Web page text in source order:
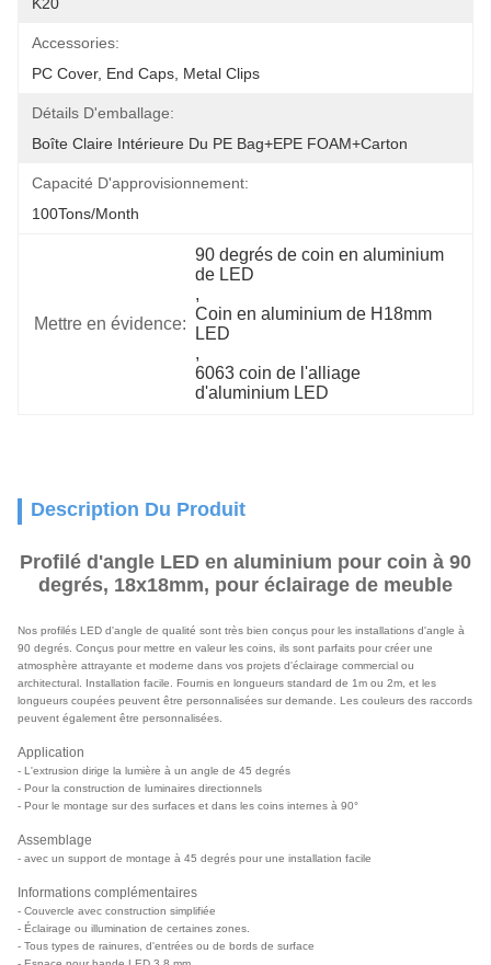
Accessories:
PC Cover, End Caps, Metal Clips
Détails D'emballage:
Boîte Claire Intérieure Du PE Bag+EPE FOAM+Carton
Capacité D'approvisionnement:
100Tons/Month
Mettre en évidence:
90 degrés de coin en aluminium
de LED
,
Coin en aluminium de H18mm
LED
,
6063 coin de l'alliage
d'aluminium LED
Description Du Produit
Profilé d'angle LED en aluminium pour coin à 90
degrés, 18x18mm, pour éclairage de meuble
Nos profilés LED d'angle de qualité sont très bien conçus pour les installations d'angle à
90 degrés. Conçus pour mettre en valeur les coins, ils sont parfaits pour créer une
atmosphère attrayante et moderne dans vos projets d'éclairage commercial ou
architectural. Installation facile. Fournis en longueurs standard de 1m ou 2m, et les
longueurs coupées peuvent être personnalisées sur demande. Les couleurs des raccords
peuvent également être personnalisées.
Application
- L'extrusion dirige la lumière à un angle de 45 degrés
- Pour la construction de luminaires directionnels
- Pour le montage sur des surfaces et dans les coins internes à 90°
Assemblage
- avec un support de montage à 45 degrés pour une installation facile
Informations complémentaires
- Couvercle avec construction simplifiée
- Éclairage ou illumination de certaines zones.
- Tous types de rainures, d'entrées ou de bords de surface